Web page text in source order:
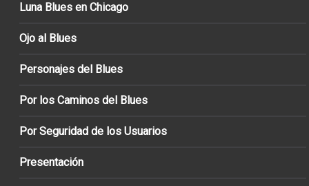
Luna Blues en Chicago
Ojo al Blues
Personajes del Blues
Por los Caminos del Blues
Por Seguridad de los Usuarios
Presentación